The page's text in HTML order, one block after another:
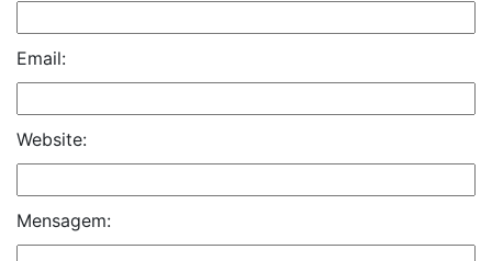
Email:
Website:
Mensagem: